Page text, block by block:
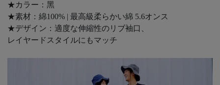
★カラー：黑
★素材：綿100% | 最高級柔らかい綿 5.6オンス
★デザイン：適度な伸縮性のリブ袖口、
レイヤードスタイルにもマッチ